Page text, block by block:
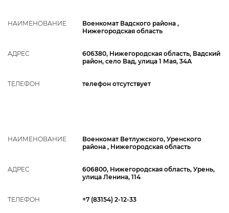
НАИМЕНОВАНИЕ
Военкомат Вадского района ,
Нижегородская область
АДРЕС
606380, Нижегородская область, Вадский
район, село Вад, улица 1 Мая, 34А
ТЕЛЕФОН телефон отсутствует
НАИМЕНОВАНИЕ
Военкомат Ветлужского, Уренского
района , Нижегородская область
АДРЕС
606800, Нижегородская область, Урень,
улица Ленина, 114
ТЕЛЕФОН +7 (83154) 2-12-33